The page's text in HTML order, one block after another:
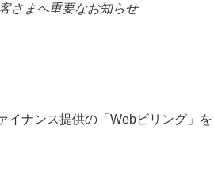
さまへ重要なお知らせ
イナンス提供の「Webビリング」を